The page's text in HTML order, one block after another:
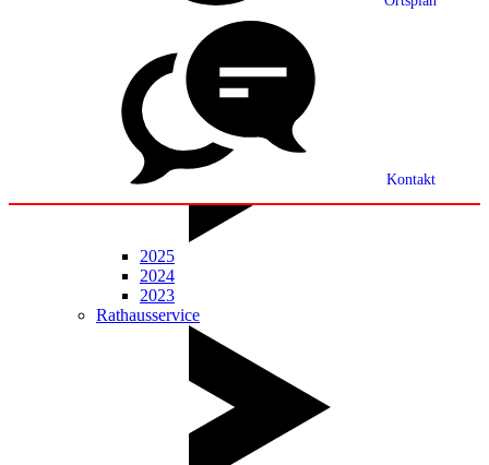
Kontakt
Partnerschaft
Statistik
Mitteilungsblatt
2025
2024
2023
Rathausservice